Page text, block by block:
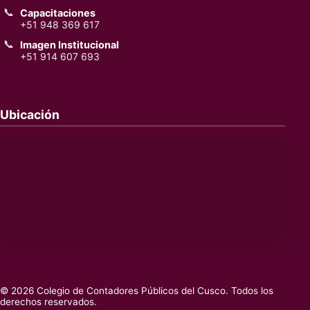
📞 Capacitaciones
+51 948 369 617
📞
Imagen Institucional
+51 914 607 693
Ubicación
© 2026 Colegio de Contadores Públicos del Cusco. Todos los
derechos reservados.